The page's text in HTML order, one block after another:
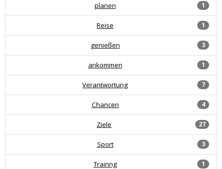
1
planen
1
Reise
3
genießen
1
ankommen
7
Verantwortung
4
Chancen
27
Ziele
3
Sport
1
Trainng